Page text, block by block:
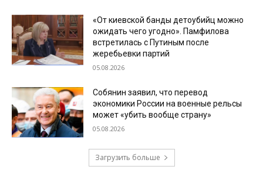
«От киевской банды детоубийц можно
ожидать чего угодно». Памфилова
встретилась с Путиным после
жеребьевки партий
05.08.2026
Собянин заявил, что перевод
экономики России на военные рельсы
может «убить вообще страну»
05.08.2026
Загрузить больше